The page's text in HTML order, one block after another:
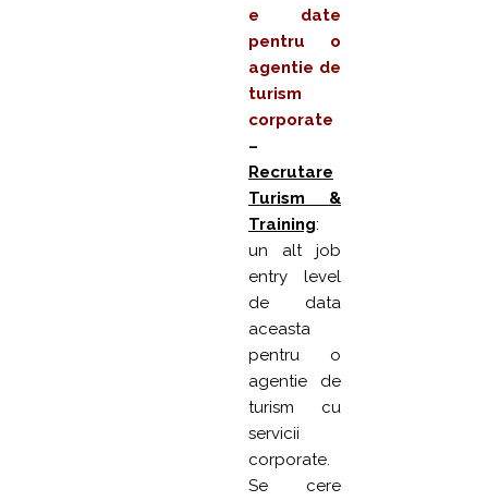
e date
pentru o
agentie de
turism
corporate
–
Recrutare
Turism &
Training:
un alt job
entry level
de data
aceasta
pentru o
agentie de
turism cu
servicii
corporate.
Se cere